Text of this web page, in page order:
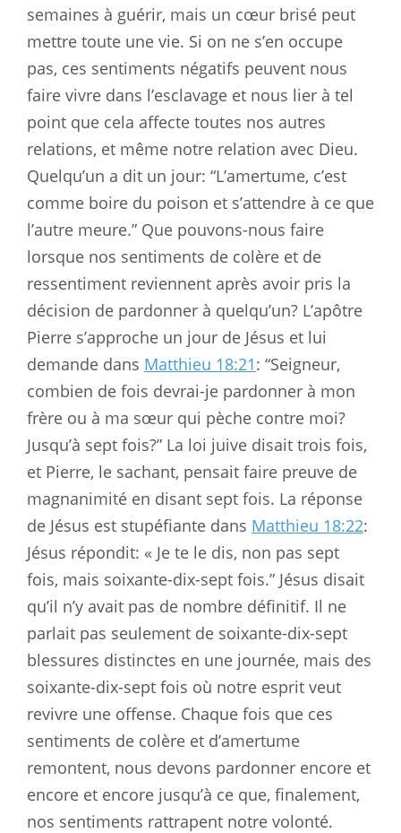
semaines à guérir, mais un cœur brisé peut
mettre toute une vie. Si on ne s’en occupe
pas, ces sentiments négatifs peuvent nous
faire vivre dans l’esclavage et nous lier à tel
point que cela affecte toutes nos autres
relations, et même notre relation avec Dieu.
Quelqu’un a dit un jour: “L’amertume, c’est
comme boire du poison et s’attendre à ce que
l’autre meure.” Que pouvons-nous faire
lorsque nos sentiments de colère et de
ressentiment reviennent après avoir pris la
décision de pardonner à quelqu’un? L’apôtre
Pierre s’approche un jour de Jésus et lui
demande dans Matthieu 18:21: “Seigneur,
combien de fois devrai-je pardonner à mon
frère ou à ma sœur qui pèche contre moi?
Jusqu’à sept fois?” La loi juive disait trois fois,
et Pierre, le sachant, pensait faire preuve de
magnanimité en disant sept fois. La réponse
de Jésus est stupéfiante dans Matthieu 18:22:
Jésus répondit: « Je te le dis, non pas sept
fois, mais soixante-dix-sept fois.” Jésus disait
qu’il n’y avait pas de nombre définitif. Il ne
parlait pas seulement de soixante-dix-sept
blessures distinctes en une journée, mais des
soixante-dix-sept fois où notre esprit veut
revivre une offense. Chaque fois que ces
sentiments de colère et d’amertume
remontent, nous devons pardonner encore et
encore et encore jusqu’à ce que, finalement,
nos sentiments rattrapent notre volonté.